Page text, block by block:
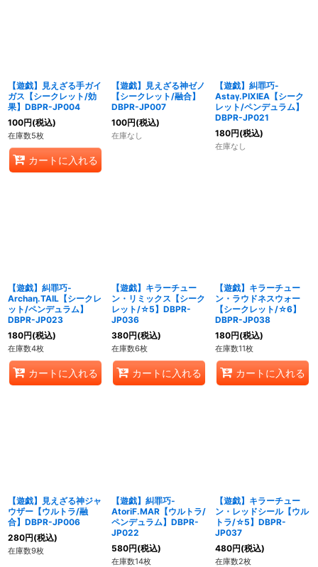
【遊戯】見えざる手ガイ
ガス【シークレット/効
果】DBPR-JP004
100円(税込)
在庫数5枚
カートに入れる
【遊戯】見えざる神ゼノ
【シークレット/融合】
DBPR-JP007
100円(税込)
在庫なし
【遊戯】糾罪巧-
Astaγ.PIXIEA【シーク
レット/ペンデュラム】
DBPR-JP021
180円(税込)
在庫なし
【遊戯】糾罪巧-
Archaη.TAIL【シークレ
ット/ペンデュラム】
DBPR-JP023
180円(税込)
在庫数4枚
カートに入れる
【遊戯】キラーチュー
ン・リミックス【シーク
レット/☆5】DBPR-
JP036
380円(税込)
在庫数6枚
カートに入れる
【遊戯】キラーチュー
ン・ラウドネスウォー
【シークレット/☆6】
DBPR-JP038
180円(税込)
在庫数11枚
カートに入れる
【遊戯】見えざる神ジャ
ウザー【ウルトラ/融
合】DBPR-JP006
280円(税込)
在庫数9枚
【遊戯】糾罪巧-
AtoriF.MAR【ウルトラ/
ペンデュラム】DBPR-
JP022
580円(税込)
在庫数14枚
【遊戯】キラーチュー
ン・レッドシール【ウル
トラ/☆5】DBPR-
JP037
480円(税込)
在庫数2枚